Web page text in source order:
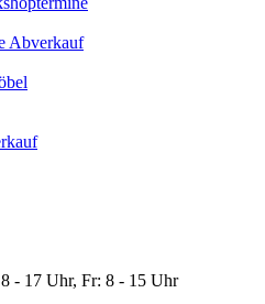
Abverkauf
- 17 Uhr, Fr: 8 - 15 Uhr